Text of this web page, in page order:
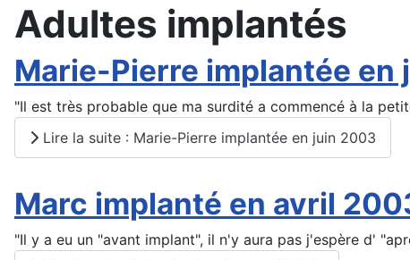
Adultes implantés
Marie-Pierre implantée en
"Il est très probable que ma surdité a commencé à la
Lire la suite : Marie-Pierre implantée en juin 2003
Marc implanté en avril
"Il y a eu un "avant implant", il n'y aura pas j'espère d'